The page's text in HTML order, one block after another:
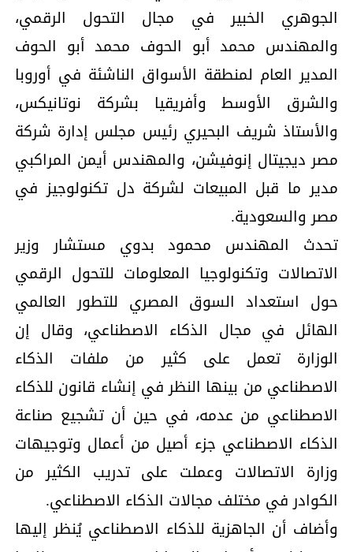
الجوهري الخبير في مجال التحول الرقمي،
والمهندس محمد أبو الحوف محمد أبو الحوف
المدير العام لمنطقة الأسواق الناشئة في أوروبا
والشرق الأوسط وأفريقيا بشركة نوتانيكس،
والأستاذ شريف البحيري رئيس مجلس إدارة شركة
مصر ديجيتال إنوفيشن، والمهندس أيمن المراكبي
مدير ما قبل المبيعات لشركة دل تكنولوجيز في
مصر والسعودية.
تحدث المهندس محمود بدوي مستشار وزير
الاتصالات وتكنولوجيا المعلومات للتحول الرقمي
حول استعداد السوق المصري للتطور العالمي
الهائل في مجال الذكاء الاصطناعي، وقال إن
الوزارة تعمل على كثير من ملفات الذكاء
الاصطناعي من بينها النظر في إنشاء قانون للذكاء
الاصطناعي من عدمه، في حين أن تشجيع صناعة
الذكاء الاصطناعي جزء أصيل من أعمال وتوجيهات
وزارة الاتصالات وعملت على تدريب الكثير من
الكوادر في مختلف مجالات الذكاء الاصطناعي.
وأضاف أن الجاهزية للذكاء الاصطناعي يُنظر إليها